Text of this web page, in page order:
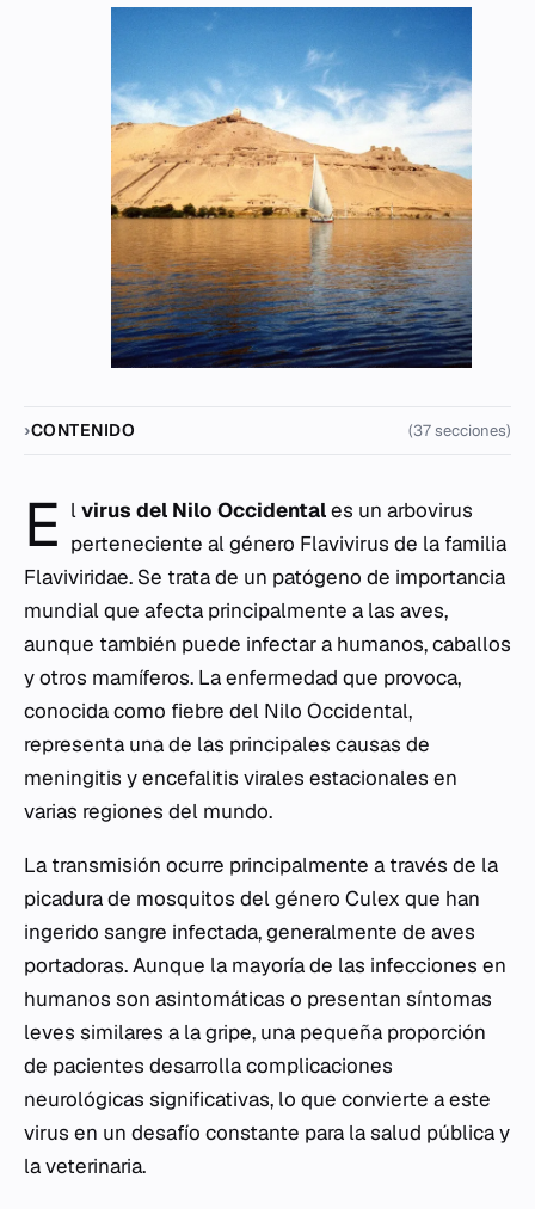
CONTENIDO (37 secciones)
E lvirus del Nilo Occidentales un arbovirus
perteneciente al género Flavivirus de la familia
Flaviviridae. Se trata de un patógeno de importancia
mundial que afecta principalmente a las aves,
aunque también puede infectar a humanos, caballos
y otros mamíferos. La enfermedad que provoca,
conocida como fiebre del Nilo Occidental,
representa una de las principales causas de
meningitis y encefalitis virales estacionales en
varias regiones del mundo.
La transmisión ocurre principalmente a través de la
picadura de mosquitos del género Culex que han
ingerido sangre infectada, generalmente de aves
portadoras. Aunque la mayoría de las infecciones en
humanos son asintomáticas o presentan síntomas
leves similares a la gripe, una pequeña proporción
de pacientes desarrolla complicaciones
neurológicas significativas, lo que convierte a este
virus en un desafío constante para la salud pública y
la veterinaria.